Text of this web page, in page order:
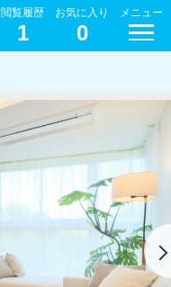
閲覧履歴
1
お気に入り
0
メニュー